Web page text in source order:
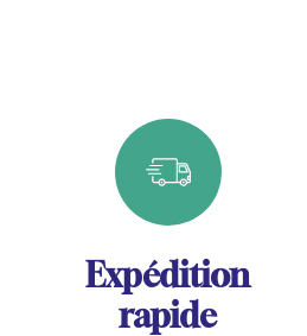
Expédition
rapide